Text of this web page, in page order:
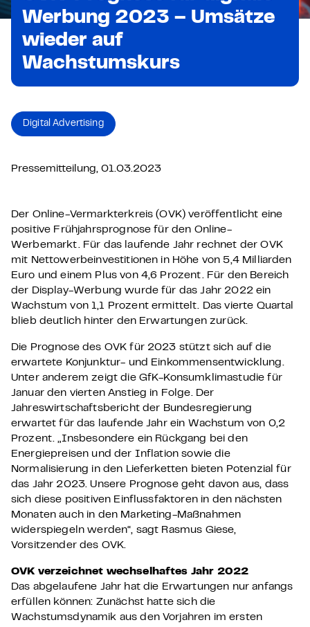
Werbung 2023 – Umsätze
wieder auf
Wachstumskurs
Digital Advertising
Pressemitteilung, 01.03.2023
Der Online-Vermarkterkreis (OVK) veröffentlicht eine
positive Frühjahrsprognose für den Online-
Werbemarkt. Für das laufende Jahr rechnet der OVK
mit Nettowerbeinvestitionen in Höhe von 5,4 Milliarden
Euro und einem Plus von 4,6 Prozent. Für den Bereich
der Display-Werbung wurde für das Jahr 2022 ein
Wachstum von 1,1 Prozent ermittelt. Das vierte Quartal
blieb deutlich hinter den Erwartungen zurück.
Die Prognose des OVK für 2023 stützt sich auf die
erwartete Konjunktur- und Einkommensentwicklung.
Unter anderem zeigt die GfK-Konsumklimastudie für
Januar den vierten Anstieg in Folge. Der
Jahreswirtschaftsbericht der Bundesregierung
erwartet für das laufende Jahr ein Wachstum von 0,2
Prozent. „Insbesondere ein Rückgang bei den
Energiepreisen und der Inflation sowie die
Normalisierung in den Lieferketten bieten Potenzial für
das Jahr 2023. Unsere Prognose geht davon aus, dass
sich diese positiven Einflussfaktoren in den nächsten
Monaten auch in den Marketing-Maßnahmen
widerspiegeln werden“, sagt Rasmus Giese,
Vorsitzender des OVK.
OVK verzeichnet wechselhaftes Jahr 2022
Das abgelaufene Jahr hat die Erwartungen nur anfangs
erfüllen können: Zunächst hatte sich die
Wachstumsdynamik aus den Vorjahren im ersten